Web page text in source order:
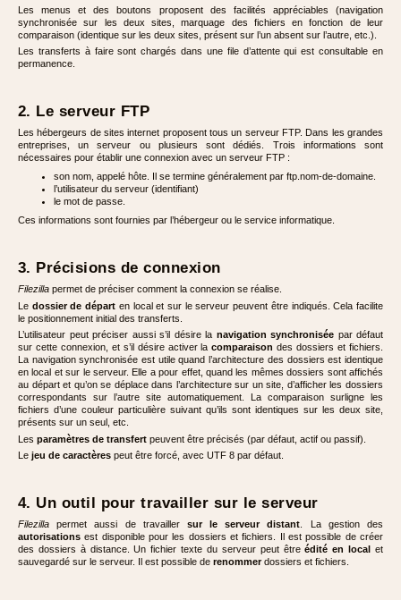
Les menus et des boutons proposent des facilités appréciables (navigation
synchronisée sur les deux sites, marquage des fichiers en fonction de leur
comparaison (identique sur les deux sites, présent sur l’un absent sur l’autre, etc.).
Les transferts à faire sont chargés dans une file d’attente qui est consultable en
permanence.
2. Le serveur FTP
Les hébergeurs de sites internet proposent tous un serveur FTP. Dans les grandes
entreprises, un serveur ou plusieurs sont dédiés. Trois informations sont
nécessaires pour établir une connexion avec un serveur FTP :
son nom, appelé hôte. Il se termine généralement par ftp.nom-de-domaine.
l’utilisateur du serveur (identifiant)
le mot de passe.
Ces informations sont fournies par l’hébergeur ou le service informatique.
3. Précisions de connexion
Filezilla permet de préciser comment la connexion se réalise.
Le dossier de départ en local et sur le serveur peuvent être indiqués. Cela facilite
le positionnement initial des transferts.
L’utilisateur peut préciser aussi s’il désire la navigation synchronisée par défaut
sur cette connexion, et s’il désire activer lacomparaison des dossiers et fichiers.
La navigation synchronisée est utile quand l’architecture des dossiers est identique
en local et sur le serveur. Elle a pour effet, quand les mêmes dossiers sont affichés
au départ et qu’on se déplace dans l’architecture sur un site, d’afficher les dossiers
correspondants sur l’autre site automatiquement. La comparaison surligne les
fichiers d’une couleur particulière suivant qu’ils sont identiques sur les deux site,
présents sur un seul, etc.
Les paramètres de transfert peuvent être précisés (par défaut, actif ou passif).
Le jeu de caractères peut être forcé, avec UTF 8 par défaut.
4. Un outil pour travailler sur le serveur
Filezilla permet aussi de travailler sur le serveur distant . La gestion des
autorisations est disponible pour les dossiers et fichiers. Il est possible de créer
des dossiers à distance. Un fichier texte du serveur peut êtreédité en local et
sauvegardé sur le serveur. Il est possible de renommerdossiers et fichiers.